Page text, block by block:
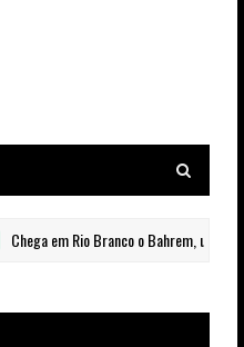
em Rio Branco o Bahrem, um novo